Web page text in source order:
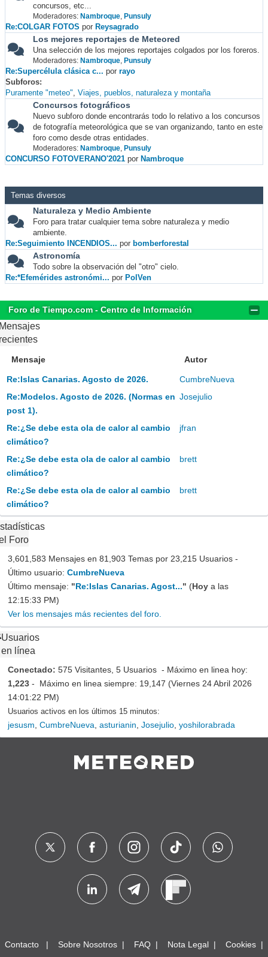
concursos, etc...
Moderadores: Nambroque, Punsuly
Re:COLGAR FOTOS por Reysagrado
Los mejores reportajes de Meteored
Una selección de los mejores reportajes colgados por los foreros.
Moderadores: Nambroque, Punsuly
Re:Supercélula clásica c... por rayo
Subforos
Puramente "meteo" Viajes, pueblos, naturaleza y montaña
Concursos fotográficos
Nuevo subforo donde encontrarás todo lo relativo a los concursos
de fotografía meteorológica que se van organizando, tanto en este
foro como desde otras entidades.
Moderadores: Nambroque, Punsuly
CONCURSO FOTOVERANO'2021 por Nambroque
Temas diversos
Naturaleza y Medio Ambiente
Foro para tratar cualquier tema sobre naturaleza y medio
ambiente.
Re:Seguimiento INCENDIOS... por bomberforestal
Astronomía
Todo sobre la observación del "otro" cielo.
Re:*Efemérides astronómi... por PolVen
Foro de Tiempo.com - Centro de Información
Mensaje Autor
Re:Islas Canarias. Agosto de 2026.
CumbreNueva
Re:Modelos. Agosto de 2026. (Normas en
post 1).
Josejulio
Re:¿Se debe esta ola de calor al cambio
climático?
jfran
Re:¿Se debe esta ola de calor al cambio
climático?
brett
Re:¿Se debe esta ola de calor al cambio
climático?
brett
Foro
3,601,583 Mensajes en 81,903 Temas por 23,215 Usuarios -
Último usuario: CumbreNueva
Último mensaje: "Re:Islas Canarias. Agost..." (Hoy a las
12:15:33 PM)
Ver los mensajes más recientes del foro.
Usuarios
en línea
Conectado: 575 Visitantes, 5 Usuarios - Máximo en linea hoy:
1,223 - Máximo en linea siempre: 19,147 (Viernes 24 Abril 2026
14:01:22 PM)
Usuarios activos en los últimos 15 minutos:
jesusm CumbreNueva asturianin Josejulio yoshilorabrada
Contacto Sobre Nosotros FAQ Nota Legal Cookies